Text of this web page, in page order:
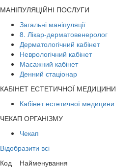
МАНІПУЛЯЦІЙНІ ПОСЛУГИ
Загальні маніпуляції
8. Лікар-дерматовенеролог
Дерматологічний кабінет
Неврологічний кабінет
Масажний кабінет
Денний стаціонар
КАБІНЕТ ЕСТЕТИЧНОЇ МЕДИЦИНИ
Кабінет естетичної медицини
ЧЕКАП ОРГАНІЗМУ
Чекап
Відобразити всі
Код
Найменування